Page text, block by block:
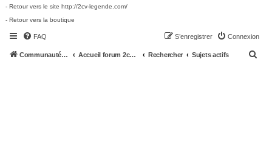
- Retour vers le site http://2cv-legende.com/
- Retour vers la boutique
FAQ Connexion
S’enregistrer
Communauté 2cv-legende.com Accueil forum 2cv-legende.com Rechercher Sujets actifs